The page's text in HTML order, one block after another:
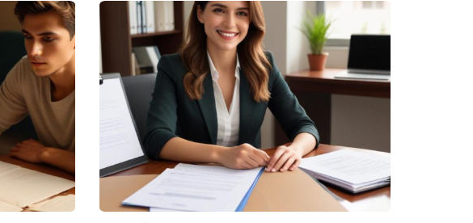
de manifiesto la importancia de conocer el contexto legal
planificación financiera eficaz.”
fecha del fallecimiento. Sin embargo, es posible solicitar una
recargos.